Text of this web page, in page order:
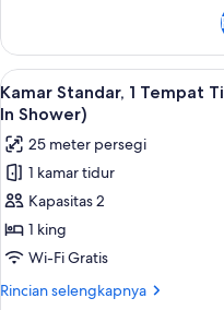
Kamar
Standar,
1
Tempat
King
Lihat
semua
foto
untuk
Kamar
Standar,
1
Tempat
Tidur
5
Kamar Standar, 1 Tempat
In Shower)
25 meter persegi
1 kamar tidur
Kapasitas 2
1 king
Wi-Fi Gratis
Rincian selengkapnya
Rincian